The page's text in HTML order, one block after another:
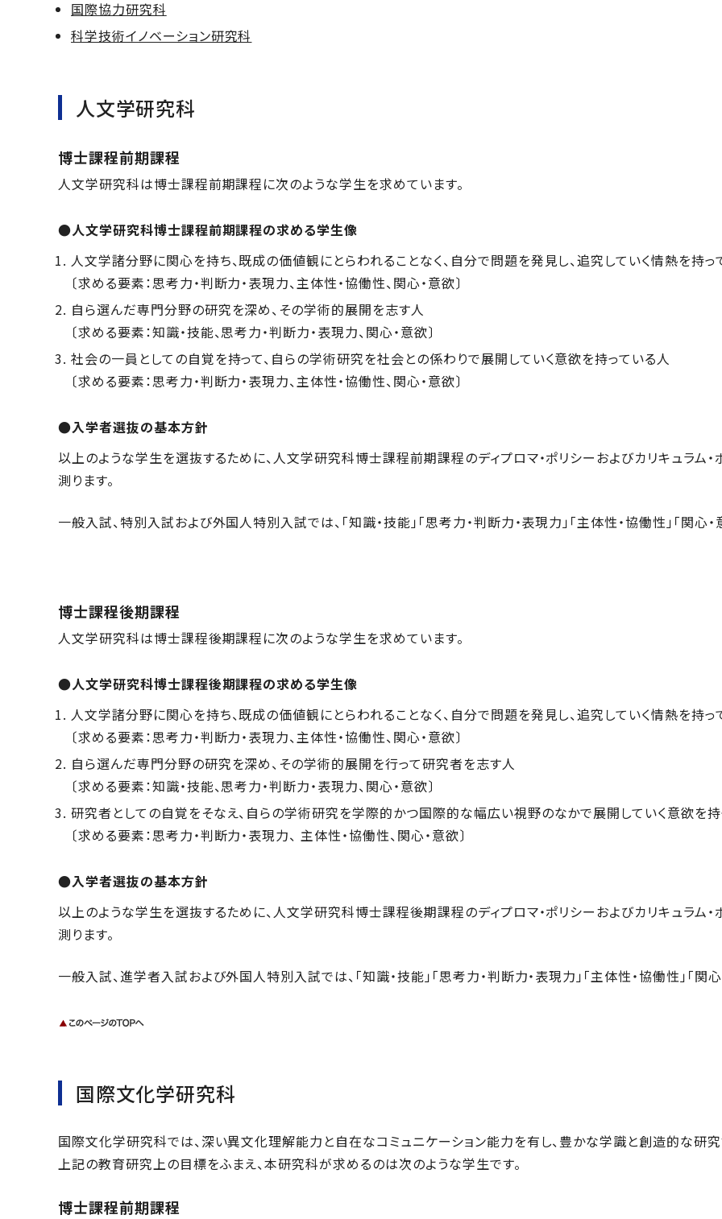
国際協力研究科
科学技術イノベーション研究科
人文学研究科
博士課程前期課程
人文学研究科は博士課程前期課程に次のような学生を求めています。
●人文学研究科博士課程前期課程の求める学生像
人文学諸分野に関心を持ち、既成の価値観にとらわれることなく、自分で問題を発見し、追究していく情熱を持っ
〔求める要素：思考力・判断力・表現力、主体性・協働性、関心・意欲〕
自ら選んだ専門分野の研究を深め、その学術的展開を志す人
〔求める要素：知識・技能、思考力・判断力・表現力、関心・意欲〕
社会の一員としての自覚を持って、自らの学術研究を社会との係わりで展開していく意欲を持っている人
〔求める要素：思考力・判断力・表現力、主体性・協働性、関心・意欲〕
●入学者選抜の基本方針
以上のような学生を選抜するために、人文学研究科博士課程前期課程のディプロマ・ポリシーおよびカリキュラム
測ります。
一般入試、特別入試および外国人特別入試では、「知識・技能」「思考力・判断力・表現力」「主体性・協働性」「関心・
博士課程後期課程
人文学研究科は博士課程後期課程に次のような学生を求めています。
●人文学研究科博士課程後期課程の求める学生像
人文学諸分野に関心を持ち、既成の価値観にとらわれることなく、自分で問題を発見し、追究していく情熱を持っ
〔求める要素：思考力・判断力・表現力、主体性・協働性、関心・意欲〕
自ら選んだ専門分野の研究を深め、その学術的展開を行って研究者を志す人
〔求める要素：知識・技能、思考力・判断力・表現力、関心・意欲〕
研究者としての自覚をそなえ、自らの学術研究を学際的かつ国際的な幅広い視野のなかで展開していく意欲を
〔求める要素：思考力・判断力・表現力、 主体性・協働性、関心・意欲〕
●入学者選抜の基本方針
以上のような学生を選抜するために、人文学研究科博士課程後期課程のディプロマ・ポリシーおよびカリキュラム
測ります。
一般入試、進学者入試および外国人特別入試では、「知識・技能」「思考力・判断力・表現力」「主体性・協働性」「関心
国際文化学研究科
国際文化学研究科では、深い異文化理解能力と自在なコミュニケーション能力を有し、豊かな学識と創造的な研
上記の教育研究上の目標をふまえ、本研究科が求めるのは次のような学生です。
博士課程前期課程